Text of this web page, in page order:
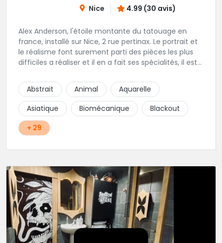
Nice 4.99 (30 avis)
Alex Anderson, l'étoile montante du tatouage en
france, installé sur Nice, 2 rue pertinax. Le portrait et
le réalisme font surement parti des pièces les plus
difficiles a réaliser et il en a fait ses spécialités, il est
religieux ou du chicanos. Romain son frère sera vous
combler par sa finesse pour des pièces comme le
mandala, l'ornemental ou la calligraphie pour le
bonheur des futurs tatoués. Il y a aussi Léa, Maureen,
Fat, Tom, Sento, Lily, des artistes hors normes. Il n'y a
qu'à regarder les pièces sélectionnées ici pour
Abstrait Animal
Aquarelle
Asiatique
Biomécanique
Blackout
+ 29